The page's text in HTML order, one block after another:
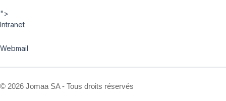
">
Intranet
Webmail
© 2026 Jomaa SA - Tous droits réservés